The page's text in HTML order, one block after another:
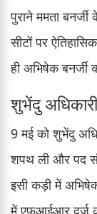
पुराने ममता
सीटों पर
ही अभिषेक
शुभेंदु
9 मई को शुभेंदु
शपथ ली और पद
इसी कड़ी में
में एफआईआर दर्ज